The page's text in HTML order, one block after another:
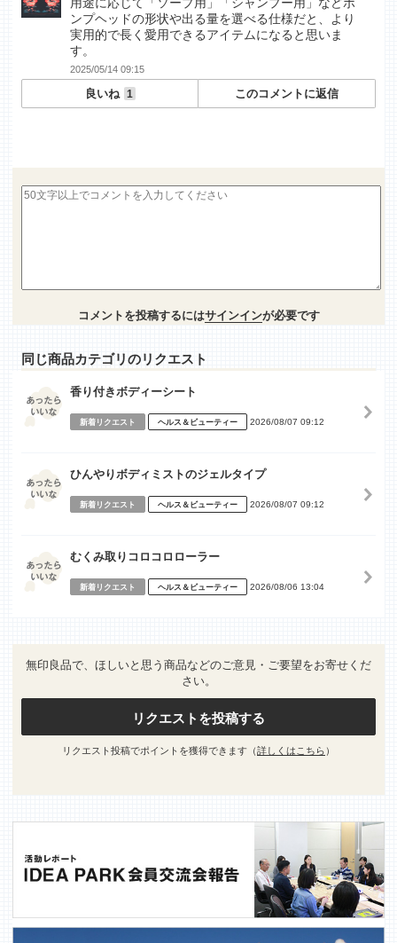
ンプヘッドの形状や出る量を選べる仕様だと、より
実用的で長く愛用できるアイテムになると思いま
す。
2025/05/14 09:15
良いね 1 このコメントに返信
コメントを投稿するにはサインインが必要です
同じ商品カテゴリのリクエスト
香り付きボディーシート
新着リクエスト ヘルス＆ビューティー 2026/08/07 09:12
ひんやりボディミストのジェルタイプ
新着リクエスト ヘルス＆ビューティー 2026/08/07 09:12
むくみ取りコロコロローラー
新着リクエスト ヘルス＆ビューティー 2026/08/06 13:04
無印良品で、ほしいと思う商品などのご意見・ご要望をお寄せくだ
さい。
リクエストを投稿する
リクエスト投稿でポイントを獲得できます（詳しくはこちら ）